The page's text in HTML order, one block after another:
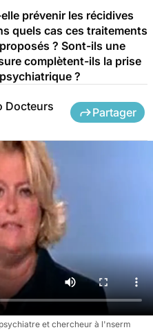
prévenir les récidives
quels cas ces traitements
? Sont-ils une
complètent-ils la prise
?
Docteurs Partager
et chercheur à l'nserm